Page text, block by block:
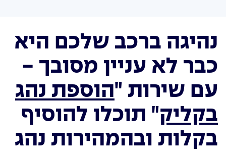
נהיגה ברכב שלכם היא
כבר לא עניין מסובך -
עם שירות "הוספת נהג
בקליק" תוכלו להוסיף
בקלות ובהמהירות נהג